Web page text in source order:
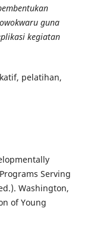
guna
kegiatan
pelatihan,
Serving
Washington,
of Young